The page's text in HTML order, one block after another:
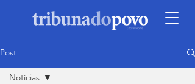
Post
Notícias